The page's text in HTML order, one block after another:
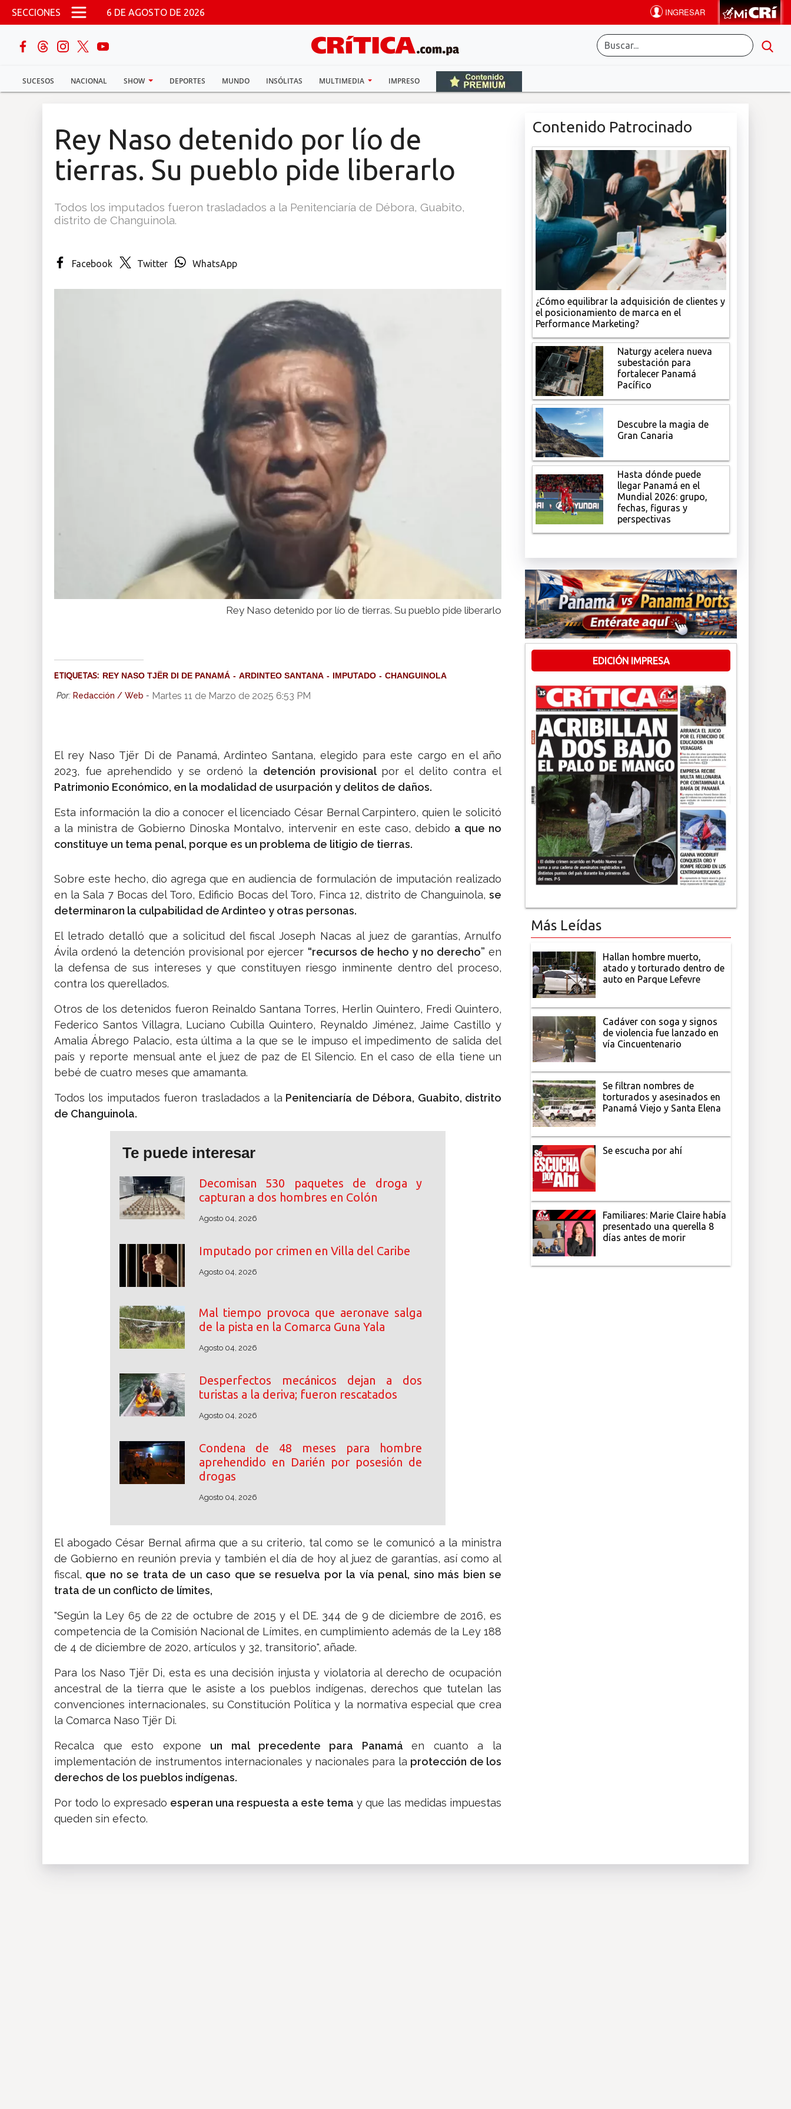
Pasar al contenido principal
SECCIONES 6 DE AGOSTO DE 2026
SUCESOS NACIONAL SHOW DEPORTES MUNDO INSÓLITAS MULTIMEDIA IMPRESO
buscar
Sucesos
Rey Naso detenido por lío de
tierras. Su pueblo pide liberarlo
Todos los imputados fueron trasladados a la Penitenciaría de Débora, Guabito,
distrito de Changuinola.
Facebook Twitter WhatsApp
Rey Naso detenido por lío de tierras. Su pueblo pide liberarlo
ETIQUETAS: REY NASO TJËR DI DE PANAMÁ ARDINTEO SANTANA IMPUTADO CHANGUINOLA
Por: Redacción / Web - Martes 11 de Marzo de 2025 6:53 PM
El rey Naso Tjër Di de Panamá, Ardinteo Santana, elegido para este cargo en el año
2023, fue aprehendido y se ordenó la detención provisional por el delito contra el
Patrimonio Económico, en la modalidad de usurpación y delitos de daños.
Esta información la dio a conocer el licenciado César Bernal Carpintero, quien le solicitó
a la ministra de Gobierno Dinoska Montalvo, intervenir en este caso, debido a que no
constituye un tema penal, porque es un problema de litigio de tierras.
Sobre este hecho, dio agrega que en audiencia de formulación de imputación realizado
en la Sala 7 Bocas del Toro, Edificio Bocas del Toro, Finca 12, distrito de Changuinola, se
determinaron la culpabilidad de Ardinteo y otras personas.
El letrado detalló que a solicitud del fiscal Joseph Nacas al juez de garantías, Arnulfo
Ávila ordenó la detención provisional por ejercer “recursos de hecho y no derecho” en
la defensa de sus intereses y que constituyen riesgo inminente dentro del proceso,
contra los querellados.
Otros de los detenidos fueron Reinaldo Santana Torres, Herlin Quintero, Fredi Quintero,
Federico Santos Villagra, Luciano Cubilla Quintero, Reynaldo Jiménez, Jaime Castillo y
Amalia Ábrego Palacio, esta última a la que se le impuso el impedimento de salida del
país y reporte mensual ante el juez de paz de El Silencio. En el caso de ella tiene un
bebé de cuatro meses que amamanta.
Todos los imputados fueron trasladados a la Penitenciaría de Débora, Guabito, distrito
de Changuinola.
Te puede interesar
Decomisan 530 paquetes de droga y
capturan a dos hombres en Colón
Agosto 04, 2026
Imputado por crimen en Villa del Caribe
Agosto 04, 2026
Mal tiempo provoca que aeronave salga
de la pista en la Comarca Guna Yala
Agosto 04, 2026
Desperfectos mecánicos dejan a dos
turistas a la deriva; fueron rescatados
Agosto 04, 2026
Condena de 48 meses para hombre
aprehendido en Darién por posesión de
drogas
Agosto 04, 2026
El abogado César Bernal afirma que a su criterio, tal como se le comunicó a la ministra
de Gobierno en reunión previa y también el día de hoy al juez de garantías, así como al
fiscal, que no se trata de un caso que se resuelva por la vía penal, sino más bien se
trata de un conflicto de límites,
"Según la Ley 65 de 22 de octubre de 2015 y el DE. 344 de 9 de diciembre de 2016, es
competencia de la Comisión Nacional de Límites, en cumplimiento además de la Ley 188
de 4 de diciembre de 2020, artículos y 32, transitorio", añade.
Para los Naso Tjër Di, esta es una decisión injusta y violatoria al derecho de ocupación
ancestral de la tierra que le asiste a los pueblos indígenas, derechos que tutelan las
convenciones internacionales, su Constitución Política y la normativa especial que crea
la Comarca Naso Tjër Di.
Recalca que esto expone un mal precedente para Panamáen cuanto a la
implementación de instrumentos internacionales y nacionales para la protección de los
derechos de los pueblos indígenas.
Por todo lo expresado esperan una respuesta a este tema y que las medidas impuestas
queden sin efecto.
Contenido Patrocinado
¿Cómo equilibrar la adquisición de clientes y
el posicionamiento de marca en el
Performance Marketing?
Naturgy acelera nueva
subestación para
fortalecer Panamá
Pacífico
Descubre la magia de
Gran Canaria
Hasta dónde puede
llegar Panamá en el
Mundial 2026: grupo,
fechas, figuras y
perspectivas
EDICIÓN IMPRESA
Más Leídas
Hallan hombre muerto,
atado y torturado dentro de
auto en Parque Lefevre
Cadáver con soga y signos
de violencia fue lanzado en
vía Cincuentenario
Se filtran nombres de
torturados y asesinados en
Panamá Viejo y Santa Elena
Se escucha por ahí
Familiares: Marie Claire había
presentado una querella 8
días antes de morir